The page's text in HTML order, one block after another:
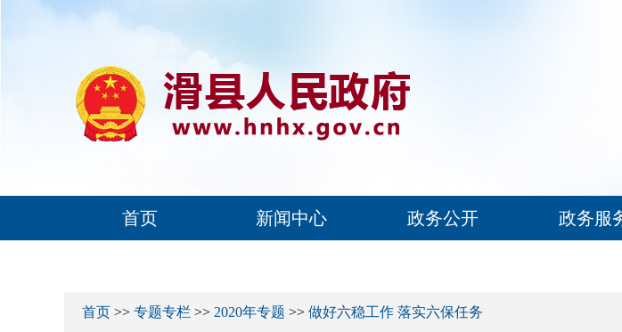
首页 新闻中心 政务公开 政务服
首页 >> 专题专栏 >> 2020年专题 >> 做好六稳工作 落实六保任务